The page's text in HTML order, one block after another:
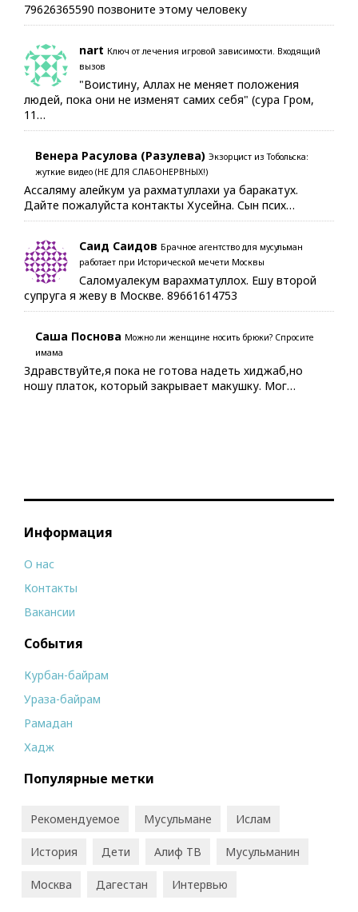
79626365590 позвоните этому человеку
nart Ключ от лечения игровой зависимости. Входящий
вызов
"Воистину, Аллах не меняет положения
людей, пока они не изменят самих себя" (сура Гром,
11…
Венера Расулова (Разулева) Экзорцист из Тобольска:
жуткие видео (НЕ ДЛЯ СЛАБОНЕРВНЫХ!)
Ассаляму алейкум уа рахматуллахи уа баракатух.
Дайте пожалуйста контакты Хусейна. Сын псих…
Саид Саидов Брачное агентство для мусульман
работает при Исторической мечети Москвы
Саломуалекум варахматуллох. Ешу второй
супруга я жеву в Москве. 89661614753
Саша Поснова Можно ли женщине носить брюки? Спросите
имама
Здравствуйте,я пока не готова надеть хиджаб,но
ношу платок, который закрывает макушку. Мог…
Информация
О нас
Контакты
Вакансии
События
Курбан-байрам
Ураза-байрам
Рамадан
Хадж
Популярные метки
Рекомендуемое Мусульмане Ислам
История Дети Алиф ТВ Мусульманин
Москва Дагестан Интервью